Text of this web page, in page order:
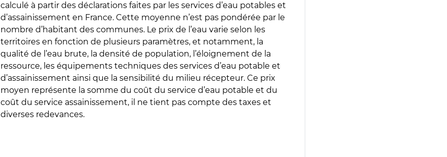
calculé à partir des déclarations faites par les services d’eau potables et
d’assainissement en France. Cette moyenne n’est pas pondérée par le
nombre d’habitant des communes. Le prix de l’eau varie selon les
territoires en fonction de plusieurs paramètres, et notamment, la
qualité de l’eau brute, la densité de population, l’éloignement de la
ressource, les équipements techniques des services d’eau potable et
d’assainissement ainsi que la sensibilité du milieu récepteur. Ce prix
moyen représente la somme du coût du service d’eau potable et du
coût du service assainissement, il ne tient pas compte des taxes et
diverses redevances.